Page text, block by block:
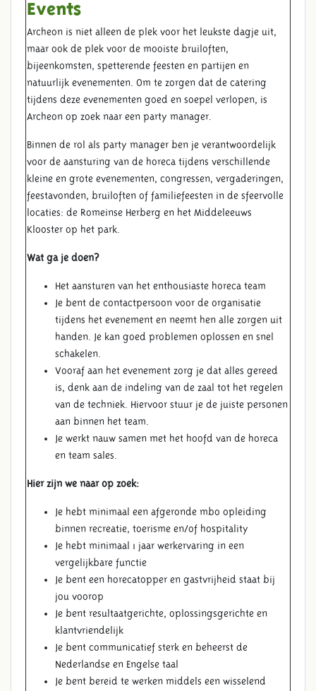
Events
Archeon is niet alleen de plek voor het leukste dagje uit,
maar ook de plek voor de mooiste bruiloften,
bijeenkomsten, spetterende feesten en partijen en
natuurlijk evenementen. Om te zorgen dat de catering
tijdens deze evenementen goed en soepel verlopen, is
Archeon op zoek naar een party manager.
Binnen de rol als party manager ben je verantwoordelijk
voor de aansturing van de horeca tijdens verschillende
kleine en grote evenementen, congressen, vergaderingen,
feestavonden, bruiloften of familiefeesten in de sfeervolle
locaties: de Romeinse Herberg en het Middeleeuws
Klooster op het park.
Wat ga je doen?
Het aansturen van het enthousiaste horeca team
Je bent de contactpersoon voor de organisatie
tijdens het evenement en neemt hen alle zorgen uit
handen. Je kan goed problemen oplossen en snel
schakelen.
Vooraf aan het evenement zorg je dat alles gereed
is, denk aan de indeling van de zaal tot het regelen
van de techniek. Hiervoor stuur je de juiste personen
aan binnen het team.
Je werkt nauw samen met het hoofd van de horeca
en team sales.
Hier zijn we naar op zoek:
Je hebt minimaal een afgeronde mbo opleiding
binnen recreatie, toerisme en/of hospitality
Je hebt minimaal 1 jaar werkervaring in een
vergelijkbare functie
Je bent een horecatopper en gastvrijheid staat bij
jou voorop
Je bent resultaatgerichte, oplossingsgerichte en
klantvriendelijk
Je bent communicatief sterk en beheerst de
Nederlandse en Engelse taal
Je bent bereid te werken middels een wisselend